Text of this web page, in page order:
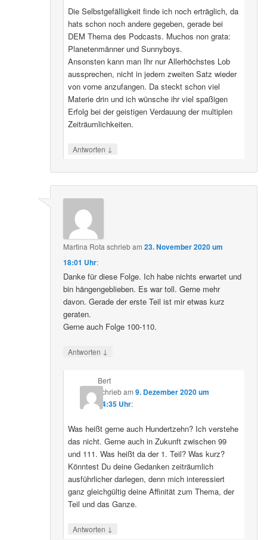
Die Selbstgefälligkeit finde ich noch erträglich, da
hats schon noch andere gegeben, gerade bei
DEM Thema des Podcasts. Muchos non grata:
Planetenmänner und Sunnyboys.
Ansonsten kann man Ihr nur Allerhöchstes Lob
aussprechen, nicht in jedem zweiten Satz wieder
von vorne anzufangen. Da steckt schon viel
Materie drin und ich wünsche ihr viel spaßigen
Erfolg bei der geistigen Verdauung der multiplen
Zeiträumlichkeiten.
Antworten ↓
Martina Rota schriebam23. November 2020 um
18:01 Uhr:
Danke für diese Folge. Ich habe nichts erwartet und
bin hängengeblieben. Es war toll. Gerne mehr
davon. Gerade der erste Teil ist mir etwas kurz
geraten.
Gerne auch Folge 100-110.
Antworten ↓
Bert
schriebam 9. Dezember 2020 um
04:35 Uhr:
Was heißt gerne auch Hundertzehn? Ich verstehe
das nicht. Gerne auch in Zukunft zwischen 99
und 111. Was heißt da der 1. Teil? Was kurz?
Könntest Du deine Gedanken zeiträumlich
ausführlicher darlegen, denn mich interessiert
ganz gleichgültig deine Affinität zum Thema, der
Teil und das Ganze.
Antworten ↓